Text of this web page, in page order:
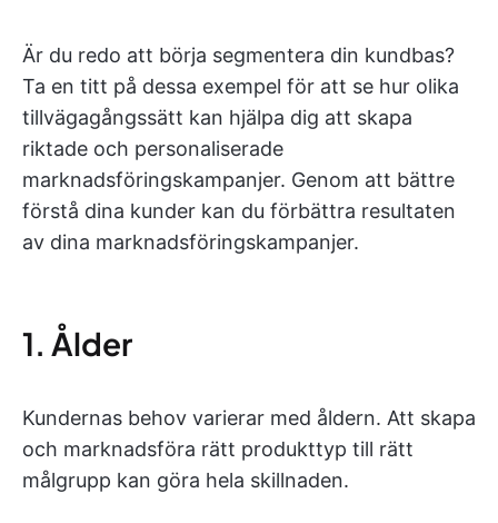
Är du redo att börja segmentera din kundbas?
Ta en titt på dessa exempel för att se hur olika
tillvägagångssätt kan hjälpa dig att skapa
riktade och personaliserade
marknadsföringskampanjer. Genom att bättre
förstå dina kunder kan du förbättra resultaten
av dina marknadsföringskampanjer.
1. Ålder
Kundernas behov varierar med åldern. Att skapa
och marknadsföra rätt produkttyp till rätt
målgrupp kan göra hela skillnaden.